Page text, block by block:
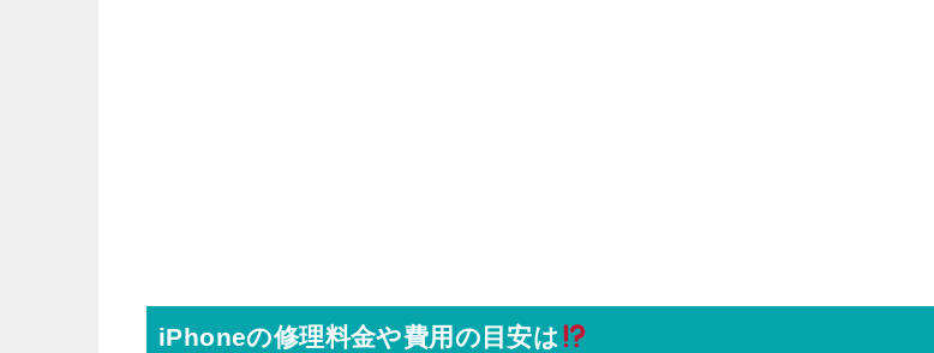
iPhoneの修理料金や費用の目安は